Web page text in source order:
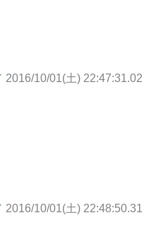
2016/10/01(土) 22:47:31.02
2016/10/01(土) 22:48:50.31